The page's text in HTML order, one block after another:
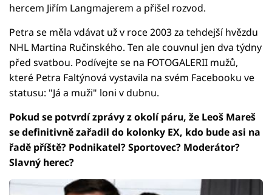
hercem Jiřím Langmajerem a přišel rozvod.
Petra se měla vdávat už v roce 2003 za tehdejší hvězdu
NHL Martina Ručinského. Ten ale couvnul jen dva týdny
před svatbou. Podívejte se na FOTOGALERII mužů,
které Petra Faltýnová vystavila na svém Facebooku ve
statusu: "Já a muži" loni v dubnu.
Pokud se potvrdí zprávy z okolí páru, že Leoš Mareš
se definitivně zařadil do kolonky EX, kdo bude asi na
řadě příště? Podnikatel? Sportovec? Moderátor?
Slavný herec?